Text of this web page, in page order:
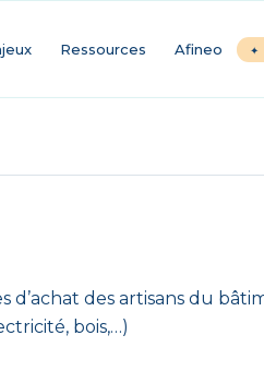
Ressources Afineo
d’achat des artisans du
bois,…)